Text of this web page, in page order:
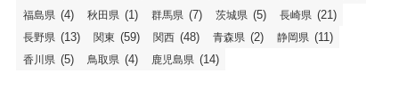
福島県 (4) 秋田県 (1) 群馬県 (7) 茨城県 (5) 長崎県 (21)
長野県 (13) 関東 (59) 関西 (48) 青森県 (2) 静岡県 (11)
香川県 (5) 鳥取県 (4) 鹿児島県 (14)